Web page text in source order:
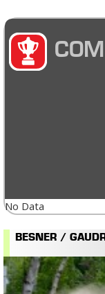
No Data
BESNER /